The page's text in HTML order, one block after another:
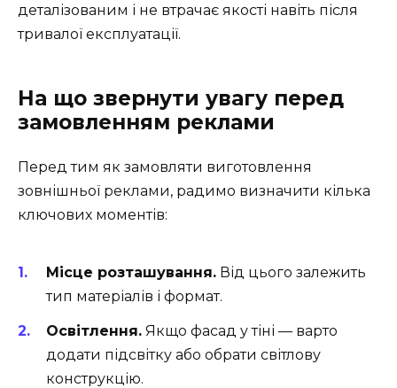
деталізованим і не втрачає якості навіть після
тривалої експлуатації.
На що звернути увагу перед
замовленням реклами
Перед тим як замовляти виготовлення
зовнішньої реклами, радимо визначити кілька
ключових моментів:
Місце розташування. Від цього залежить
тип матеріалів і формат.
Освітлення. Якщо фасад у тіні — варто
додати підсвітку або обрати світлову
конструкцію.